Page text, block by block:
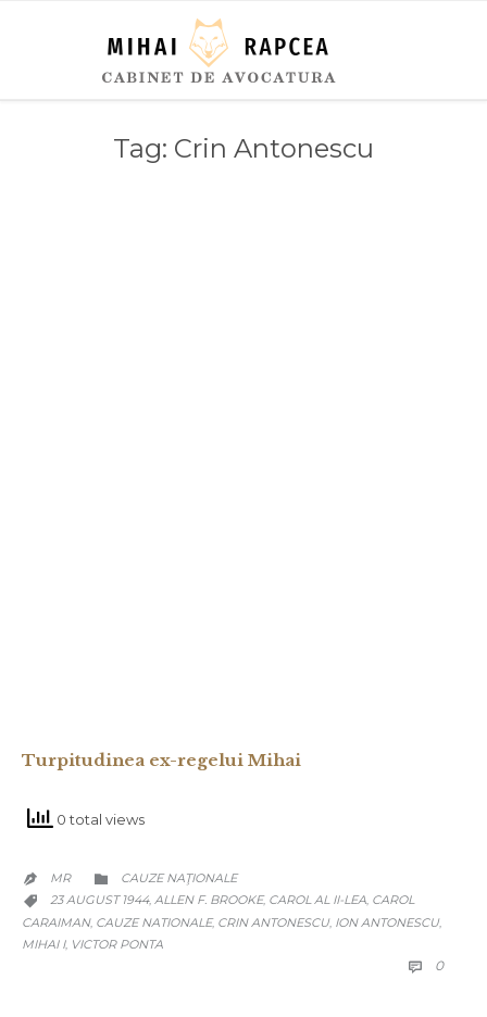
Tag: Crin Antonescu
Turpitudinea ex-regelui Mihai
0 total views
 MR  CATEGORY
CAUZE NAŢIONALE
 CATEGORY
23 AUGUST 1944, ALLEN F. BROOKE, CAROL AL II-LEA, CAROL
CARAIMAN, CAUZE NATIONALE, CRIN ANTONESCU, ION ANTONESCU,
MIHAI I, VICTOR PONTA
 0